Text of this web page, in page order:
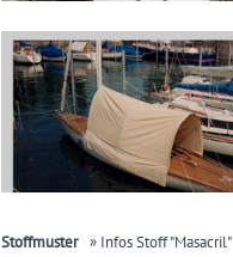
Stoffmuster » Infos Stoff "Masacril"